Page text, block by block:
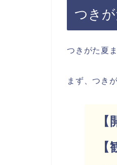
つき
つきがた夏
まず、つき